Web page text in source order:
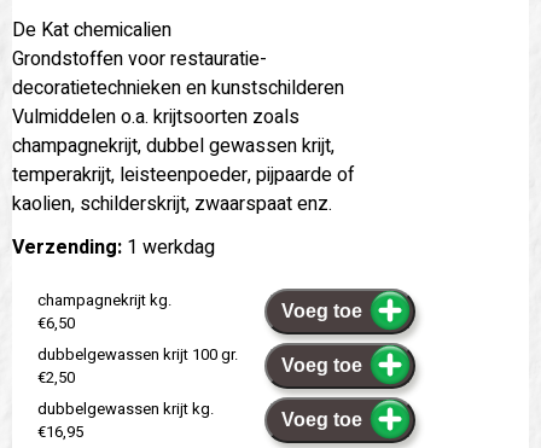
De Kat chemicalien
Grondstoffen voor restauratie-
decoratietechnieken en kunstschilderen
Vulmiddelen o.a. krijtsoorten zoals
champagnekrijt, dubbel gewassen krijt,
temperakrijt, leisteenpoeder, pijpaarde of
kaolien, schilderskrijt, zwaarspaat enz.
Verzending: 1 werkdag
champagnekrijt kg.
€6,50
Voeg toe
dubbelgewassen krijt 100 gr.
€2,50
Voeg toe
dubbelgewassen krijt kg.
€16,95
Voeg toe